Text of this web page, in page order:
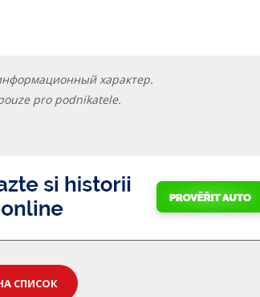
характер.
pro podnikatele.
СПИСОК